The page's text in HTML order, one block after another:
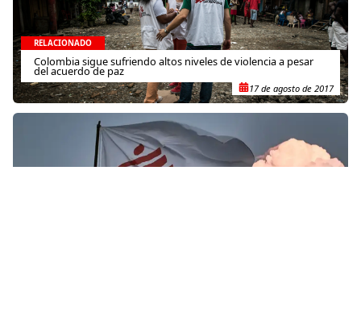
RELACIONADO
Colombia sigue sufriendo altos niveles de violencia a pesar
del acuerdo de paz
17 de agosto de 2017